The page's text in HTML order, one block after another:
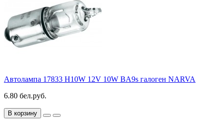
Автолампа 17833 H10W 12V 10W BA9s галоген NARVA
6.80 бел.руб.
В корзину